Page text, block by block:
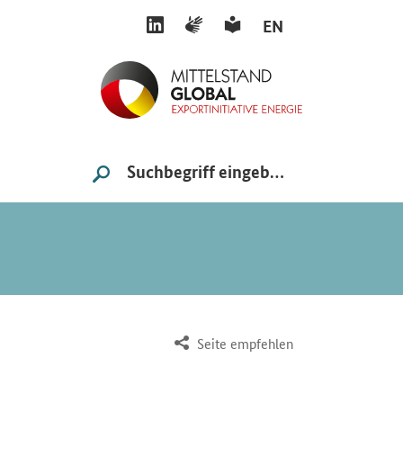
LINKEDIN
GEBÄRDENSPRACHE
LEICHTE SPRACHE
EN
Suche
SUCHE STARTEN
Seite empfehlen